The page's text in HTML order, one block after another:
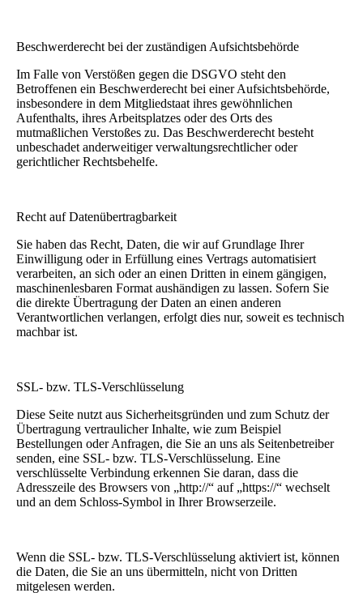
Beschwerde­recht bei der zuständigen Aufsichts­behörde
Im Falle von Verstößen gegen die DSGVO steht den
Betroffenen ein Beschwerderecht bei einer Aufsichtsbehörde,
insbesondere in dem Mitgliedstaat ihres gewöhnlichen
Aufenthalts, ihres Arbeitsplatzes oder des Orts des
mutmaßlichen Verstoßes zu. Das Beschwerderecht besteht
unbeschadet anderweitiger verwaltungsrechtlicher oder
gerichtlicher Rechtsbehelfe.
Recht auf Daten­übertrag­barkeit
Sie haben das Recht, Daten, die wir auf Grundlage Ihrer
Einwilligung oder in Erfüllung eines Vertrags automatisiert
verarbeiten, an sich oder an einen Dritten in einem gängigen,
maschinenlesbaren Format aushändigen zu lassen. Sofern Sie
die direkte Übertragung der Daten an einen anderen
Verantwortlichen verlangen, erfolgt dies nur, soweit es technisch
machbar ist.
SSL- bzw. TLS-Verschlüsselung
Diese Seite nutzt aus Sicherheitsgründen und zum Schutz der
Übertragung vertraulicher Inhalte, wie zum Beispiel
Bestellungen oder Anfragen, die Sie an uns als Seitenbetreiber
senden, eine SSL- bzw. TLS-Verschlüsselung. Eine
verschlüsselte Verbindung erkennen Sie daran, dass die
Adresszeile des Browsers von „http://“ auf „https://“ wechselt
und an dem Schloss-Symbol in Ihrer Browserzeile.
Wenn die SSL- bzw. TLS-Verschlüsselung aktiviert ist, können
die Daten, die Sie an uns übermitteln, nicht von Dritten
mitgelesen werden.